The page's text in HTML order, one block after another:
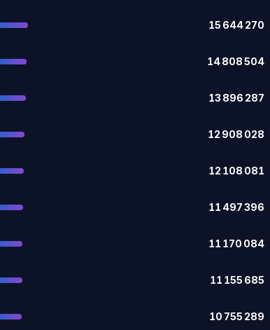
15 644 270
14 808 504
13 896 287
12 908 028
12 108 081
11 497 396
11 170 084
11 155 685
10 755 289